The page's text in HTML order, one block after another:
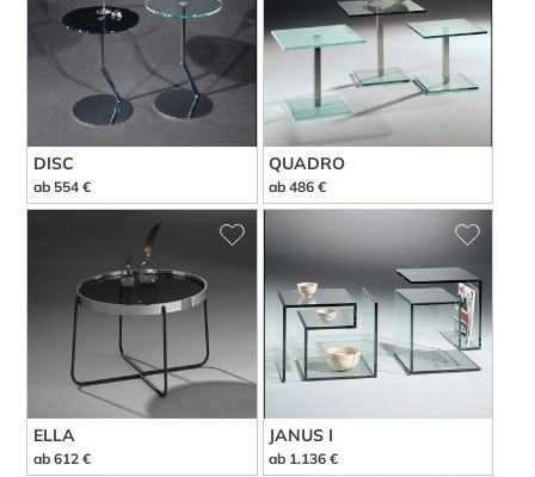
DISC
ab 554 €
QUADRO
ab 486 €
ELLA
ab 612 €
JANUS I
ab 1.136 €